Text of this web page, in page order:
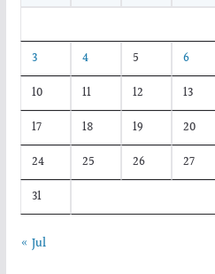
3
4 5 6
10
11 12 13
17
18 19 20
24
25 26 27
31
« Jul